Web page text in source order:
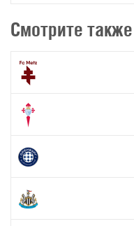
Смотрите также